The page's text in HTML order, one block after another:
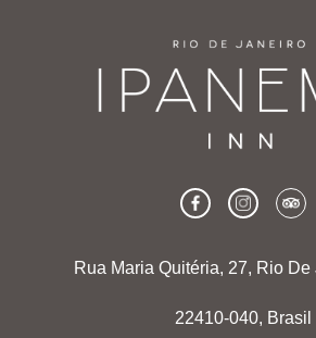
Rua Maria Quitéria, 27, Rio De
22410-040, Brasil